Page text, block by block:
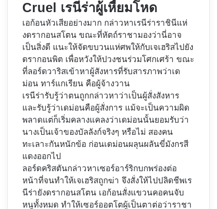
Cruel เรนีร่าผู้เหี้ยมโหด
เอก้อนหัวเสียอย่างมาก กล่าวหาเรนีร่าราชินีแห่
งดรากอนสโตน ขณะที่หัตถ์ราชามองว่านี่อาจ
เป็นสิ่งดี แนะให้จัดขบวนแห่ศพให้กับเจเฮริสไปยัง
ดรากอนพิต เพื่อหวังให้ปวงชนร่วมโศกเศร้า ขณะ
ที่ลอร์ดวาริสเข้าหาผู้สังหารที่รับสารภาพว่าเด
ม่อน ทาร์แกเรียน คือผู้จ้างวาน
เรนีร่ารับรู้ว่าตนถูกกล่าวหาว่าเป็นผู้สั่งสังหาร
และรับรู้ว่าเดม่อนคือผู้สั่งการ แม้จะเป็นความผิด
พลาดแต่ก็เริ่มคลางแคลงว่าเดม่อนนั้นยอมรับว่า
นางเป็นเจ้าของบัลลังก์จริงๆ หรือไม่ สองคน
ทะเลาะกันหนักข้อ ก่อนเดม่อนผลุนผลันขี่มังกรสี
แดงออกไป
ลอร์ดคริสตันกล่าวหาเซอร์อาร์ริกบกพร่องต่อ
หน้าที่จนทำให้เจเฮริสถูกฆ่า จึงสั่งให้ไปปลิดชีพเร
นีร่ายังดรากอนสโตน เอก้อนสั่งแขวนคอคนจับ
หนูทั้งหมด ทำให้เซอร์ออตโตผู้เป็นตาต่อว่าราชา